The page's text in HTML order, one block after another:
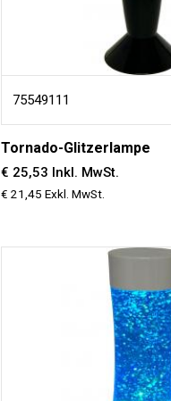
75549111
Tornado-Glitzerlampe
€ 25,53 Inkl. MwSt.
€ 21,45 Exkl. MwSt.